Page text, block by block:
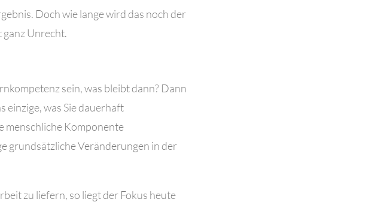
Doch wie lange wird das noch der
ganz Unrecht.
sein, was bleibt dann? Dann
einzige, was Sie dauerhaft
menschliche Komponente
grundsätzliche Veränderungen in der
zu liefern, so liegt der Fokus heute